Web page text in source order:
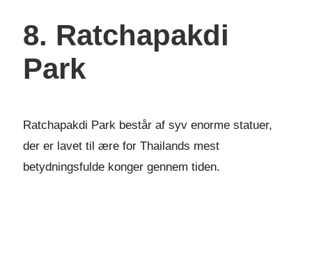
8. Ratchapakdi
Park
Ratchapakdi Park består af syv enorme statuer,
der er lavet til ære for Thailands mest
betydningsfulde konger gennem tiden.